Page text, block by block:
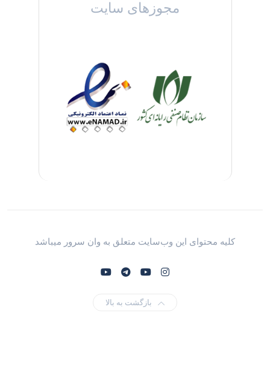
مجوزهای سایت
کلیه محتوای این وب‌سایت متعلق به وان سرور میباشد
بازگشت به بالا